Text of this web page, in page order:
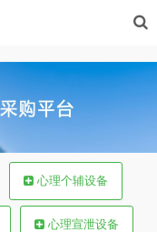
心理个辅设备
心理宣泄设备